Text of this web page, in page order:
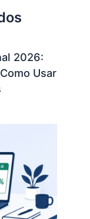
2026:
Usar